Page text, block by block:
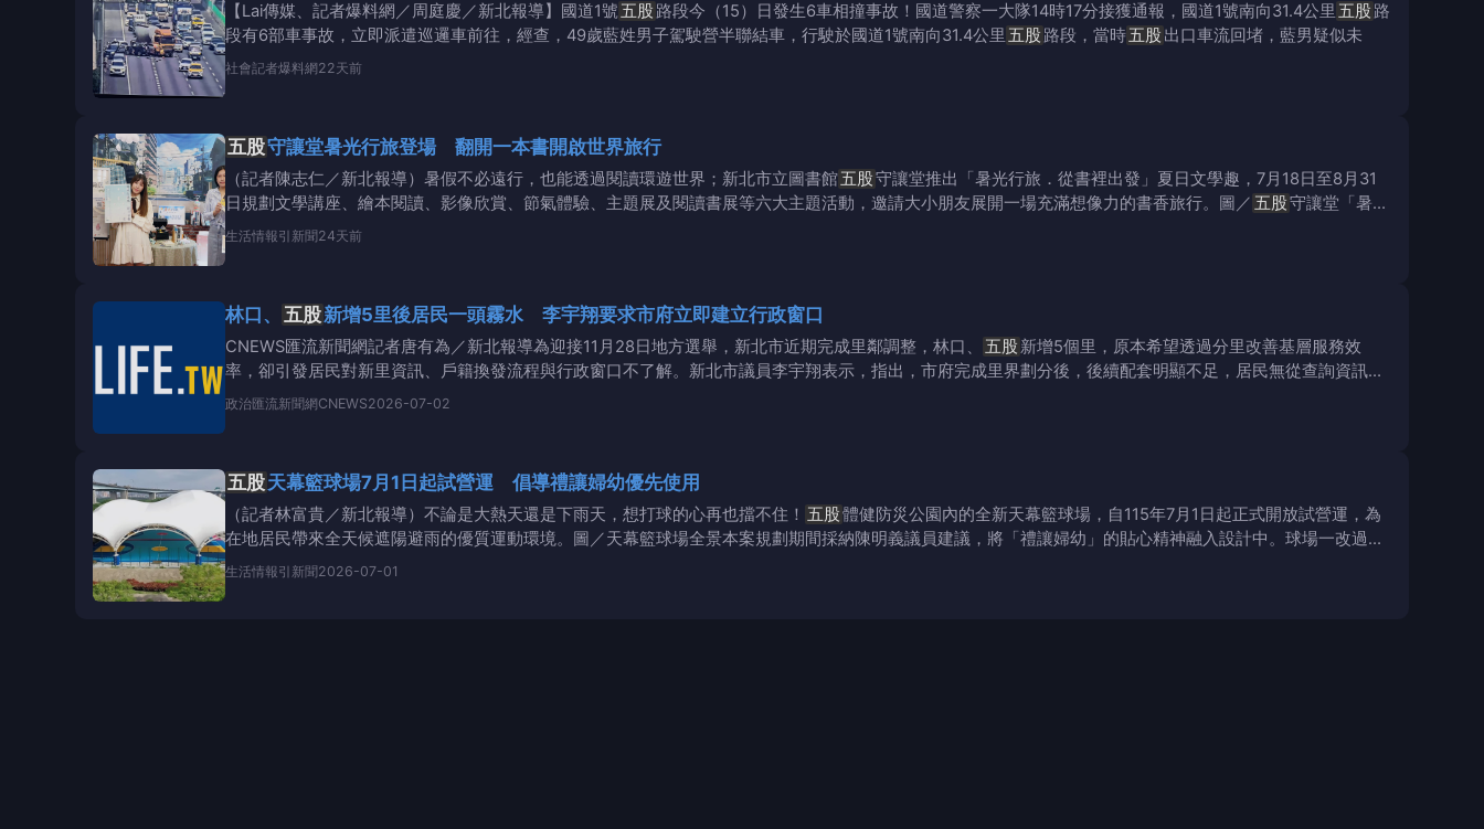
【Lai傳媒、記者爆料網／周庭慶／新北報導】國道1號五股 路段今（15）日發生6車相撞事故！國道警察一大隊14時17分接獲通報，國道1號南向31.4公里 五股 路
段有6部車事故，立即派遣巡邏車前往，經查，49歲藍姓男子駕駛營半聯結車，行駛於國道1號南向31.4公里 五股 路段，當時五股 出口車流回堵，藍男疑似未
社會記者爆料網22天前
五股守讓堂暑光行旅登場 翻開一本書開啟世界旅行
（記者陳志仁／新北報導）暑假不必遠行，也能透過閱讀環遊世界；新北市立圖書館五股守讓堂推出「暑光行旅．從書裡出發」夏日文學趣，7月18日至8月31
日規劃文學講座、繪本閱讀、影像欣賞、節氣體驗、主題展及閱讀書展等六大主題活動，邀請大小朋友展開一場充滿想像力的書香旅行。圖／ 五股守讓堂「暑光
行旅．從書裡出
生活情報引新聞 24天前
林口、 五股新增5里後居民一頭霧水 李宇翔要求市府立即建立行政窗口
CNEWS匯流新聞網記者唐有為／新北報導為迎接11月28日地方選舉，新北市近期完成里鄰調整，林口、 五股 新增5個里，原本希望透過分里改善基層服務效
率，卻引發居民對新里資訊、戶籍換發流程與行政窗口不了解。新北市議員李宇翔表示，指出，市府完成里界劃分後，後續配套明顯不足，居民無從查詢資訊，
基層行政也陷
政治匯流新聞網CNEWS2026-07-02
五股天幕籃球場7月1日起試營運 倡導禮讓婦幼優先使用
（記者林富貴／新北報導）不論是大熱天還是下雨天，想打球的心再也擋不住！ 五股體健防災公園內的全新天幕籃球場，自115年7月1日起正式開放試營運，為
在地居民帶來全天候遮陽避雨的優質運動環境。圖／天幕籃球場全景本案規劃期間採納陳明義議員建議，將「禮讓婦幼」的貼心精神融入設計中。球場一改過去
常見的冷硬色
生活情報引新聞 2026-07-01